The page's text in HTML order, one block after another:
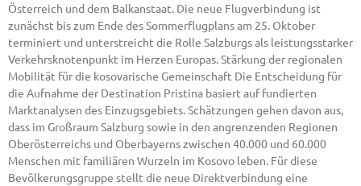
Österreich und dem Balkanstaat. Die neue Flugverbindung ist
zunächst bis zum Ende des Sommerflugplans am 25. Oktober
terminiert und unterstreicht die Rolle Salzburgs als leistungsstarker
Verkehrsknotenpunkt im Herzen Europas. Stärkung der regionalen
Mobilität für die kosovarische Gemeinschaft Die Entscheidung für
die Aufnahme der Destination Pristina basiert auf fundierten
Marktanalysen des Einzugsgebiets. Schätzungen gehen davon aus,
dass im Großraum Salzburg sowie in den angrenzenden Regionen
Oberösterreichs und Oberbayerns zwischen 40.000 und 60.000
Menschen mit familiären Wurzeln im Kosovo leben. Für diese
Bevölkerungsgruppe stellt die neue Direktverbindung eine